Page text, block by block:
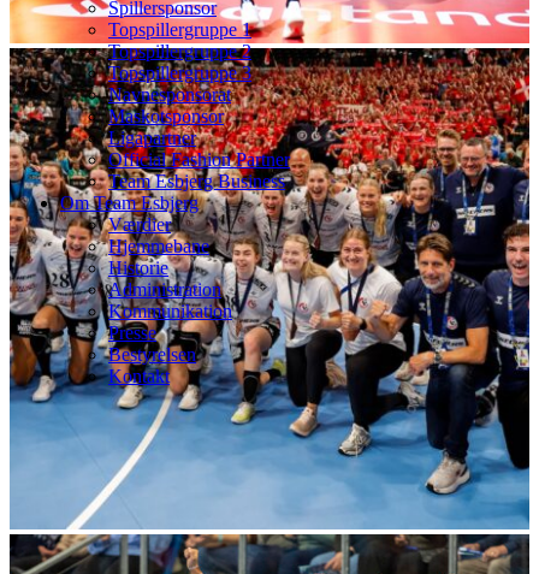
Spillersponsor
Topspillergruppe 1
Topspillergruppe 2
Topspillergruppe 3
Navnesponsorat
Maskotsponsor
Ligapartner
Official Fashion Partner
Team Esbjerg Business
Om Team Esbjerg
Værdier
Hjemmebane
Historie
Administration
Kommunikation
Presse
Bestyrelsen
Kontakt